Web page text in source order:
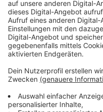
Anzeige
Anzeige
Weitere Infos und